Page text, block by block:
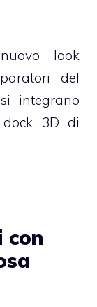
look
del
integrano
3D di
con